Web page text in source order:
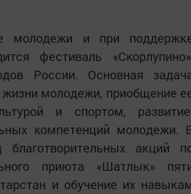
молодежи и при
фестиваль
России. Основная
жизни молодежи, приобщение
и спортом,
компетенций молодежи.
акций
приюта «Шатлык»
и обучение их